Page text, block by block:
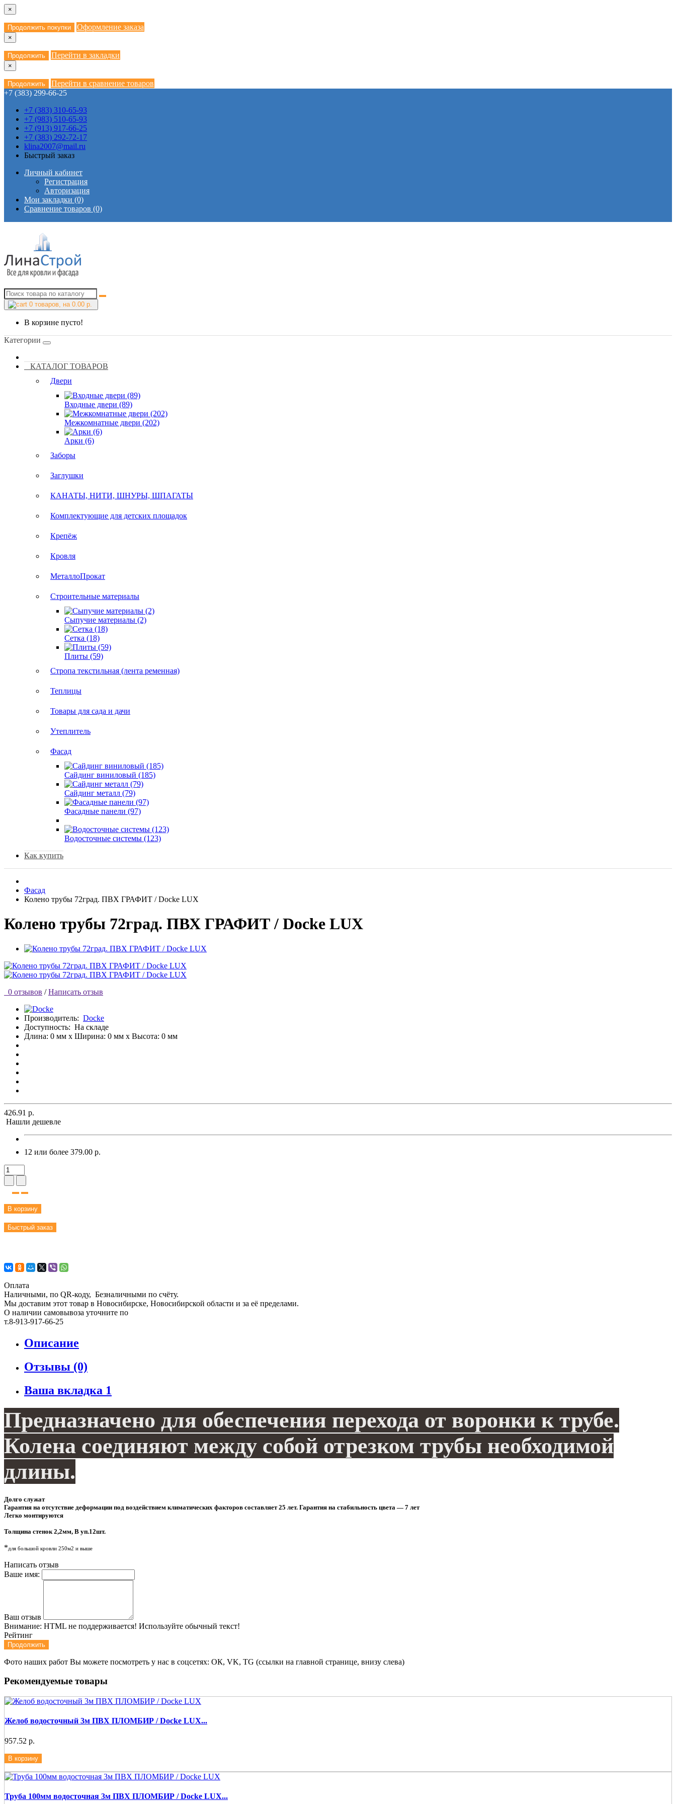
×
Продолжить покупки Оформление заказа
×
Продолжить Перейти в закладки
×
Продолжить
Перейти в сравнение товаров
+7 (383) 299-66-25
+7 (383) 310-65-93
+7 (983) 510-65-93
+7 (913) 917-66-25
+7 (383) 292-72-17
klina2007@mail.ru
Быстрый заказ
Личный кабинет
Регистрация
Авторизация
Мои закладки (0)
Сравнение товаров (0)
0 товаров, на 0.00 р.
В корзине пусто!
Категории
КАТАЛОГ ТОВАРОВ
Двери
Входные двери (89)
Межкомнатные двери (202)
Арки (6)
Заборы
Заглушки
КАНАТЫ, НИТИ, ШНУРЫ, ШПАГАТЫ
Комплектующие для детских площадок
Крепёж
Кровля
МеталлоПрокат
Строительные материалы
Сыпучие материалы (2)
Сетка (18)
Плиты (59)
Стропа текстильная (лента ременная)
Теплицы
Товары для сада и дачи
Утеплитель
Фасад
Сайдинг виниловый (185)
Сайдинг металл (79)
Фасадные панели (97)
Водосточные системы (123)
Как купить
Фасад
Колено трубы 72град. ПВХ ГРАФИТ / Docke LUX
Колено трубы 72град. ПВХ ГРАФИТ / Docke LUX
0 отзывов / Написать отзыв
Производитель: Docke
Доступность: На складе
Длина: 0 мм x Ширина: 0 мм x Высота: 0 мм
426.91 р.
Нашли дешевле
12 или более 379.00 р.
В корзину
Быстрый заказ
Оплата
Наличными, по QR-коду, Безналичными по счёту.
Мы доставим этот товар в Новосибирске, Новосибирской области и за её пределами.
О наличии самовывоза уточните по
т.8-913-917-66-25
Описание
Отзывы (0)
Ваша вкладка 1
Предназначено для обеспечения перехода от воронки к трубе.
Колена соединяют между собой отрезком трубы необходимой
длины.
Долго служат
Гарантия на отсутствие деформации под воздействием климатических факторов составляет 25 лет. Гарантия на стабильность цвета — 7 лет
Легко монтируются
Толщина стенок 2,2мм, В уп.12шт.
*для большой кровли 250м2 и выше
Написать отзыв
Ваше имя:
Ваш отзыв
Внимание: HTML не поддерживается! Используйте обычный текст!
Рейтинг
Продолжить
Фото наших работ Вы можете посмотреть у нас в соцсетях: ОК, VK, TG (ссылки на главной странице, внизу слева)
Рекомендуемые товары
Желоб водосточный 3м ПВХ ПЛОМБИР / Docke LUX...
957.52 р.
В корзину
Труба 100мм водосточная 3м ПВХ ПЛОМБИР / Docke LUX...